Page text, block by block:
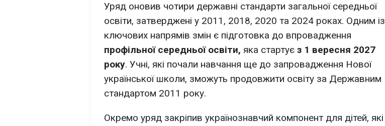
Уряд оновив чотири державні стандарти загальної середньої
освіти, затверджені у 2011, 2018, 2020 та 2024 роках. Одним із
ключових напрямів змін є підготовка до впровадження
профільної середньої освіти, яка стартує з 1 вересня 2027
року. Учні, які почали навчання ще до запровадження Нової
української школи, зможуть продовжити освіту за Державним
стандартом 2011 року.
Окремо уряд закріпив українознавчий компонент для дітей, які